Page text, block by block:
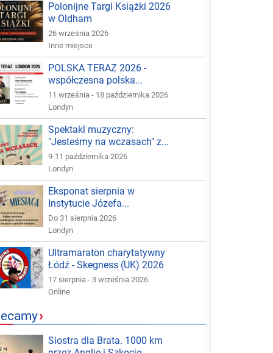
Polonijne Targi Książki 2026
w Oldham
26 września 2026
Inne miejsce
POLSKA TERAZ 2026 -
współczesna polska...
11 września - 18 października 2026
Londyn
Spektakl muzyczny:
"Jesteśmy na wczasach" z...
9-11 października 2026
Londyn
Eksponat sierpnia w
Instytucie Józefa...
Do 31 sierpnia 2026
Londyn
Ultramaraton charytatywny
Łódź - Skegness (UK) 2026
17 sierpnia - 3 września 2026
Online
›
Siostra dla Brata. 1000 km